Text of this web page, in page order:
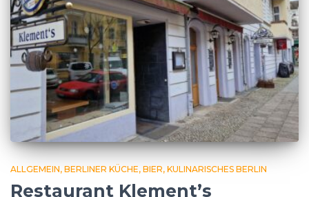
ALLGEMEIN BERLINER KÜCHE BIER KULINARISCHES BERLIN
Restaurant Klement’s